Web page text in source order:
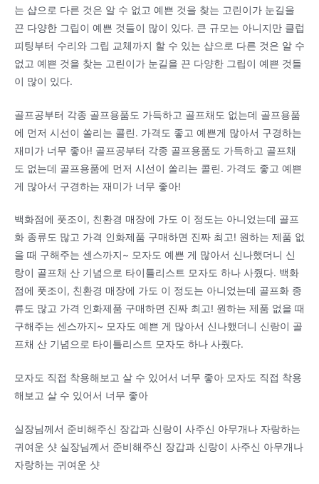
는 샵으로 다른 것은 알 수 없고 예쁜 것을 찾는 고린이가 눈길을
끈 다양한 그립이 예쁜 것들이 많이 있다. 큰 규모는 아니지만 클럽
피팅부터 수리와 그립 교체까지 할 수 있는 샵으로 다른 것은 알 수
없고 예쁜 것을 찾는 고린이가 눈길을 끈 다양한 그립이 예쁜 것들
이 많이 있다.
골프공부터 각종 골프용품도 가득하고 골프채도 없는데 골프용품
에 먼저 시선이 쏠리는 콜린. 가격도 좋고 예쁜게 많아서 구경하는
재미가 너무 좋아! 골프공부터 각종 골프용품도 가득하고 골프채
도 없는데 골프용품에 먼저 시선이 쏠리는 콜린. 가격도 좋고 예쁜
게 많아서 구경하는 재미가 너무 좋아!
백화점에 풋조이, 친환경 매장에 가도 이 정도는 아니었는데 골프
화 종류도 많고 가격 인화제품 구매하면 진짜 최고! 원하는 제품 없
을 때 구해주는 센스까지~ 모자도 예쁜 게 많아서 신나했더니 신
랑이 골프채 산 기념으로 타이틀리스트 모자도 하나 사줬다. 백화
점에 풋조이, 친환경 매장에 가도 이 정도는 아니었는데 골프화 종
류도 많고 가격 인화제품 구매하면 진짜 최고! 원하는 제품 없을 때
구해주는 센스까지~ 모자도 예쁜 게 많아서 신나했더니 신랑이 골
프채 산 기념으로 타이틀리스트 모자도 하나 사줬다.
모자도 직접 착용해보고 살 수 있어서 너무 좋아 모자도 직접 착용
해보고 살 수 있어서 너무 좋아
실장님께서 준비해주신 장갑과 신랑이 사주신 아무개나 자랑하는
귀여운 샷 실장님께서 준비해주신 장갑과 신랑이 사주신 아무개나
자랑하는 귀여운 샷